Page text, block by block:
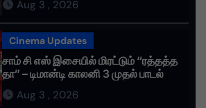
Aug 3 , 2026
Cinema Updates
சாம் சி எஸ் இசையில் மிரட்டும் “ரத்தத்த
தா” – டிமான்டி காலனி 3 முதல் பாடல்
ரசிகர்களை கவர்ந்து வருகிறது!
Aug 3 , 2026